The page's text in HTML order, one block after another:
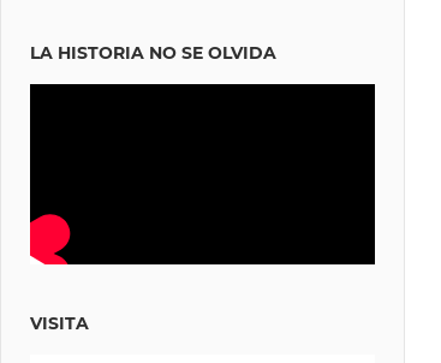
LA HISTORIA NO SE OLVIDA
VISITA